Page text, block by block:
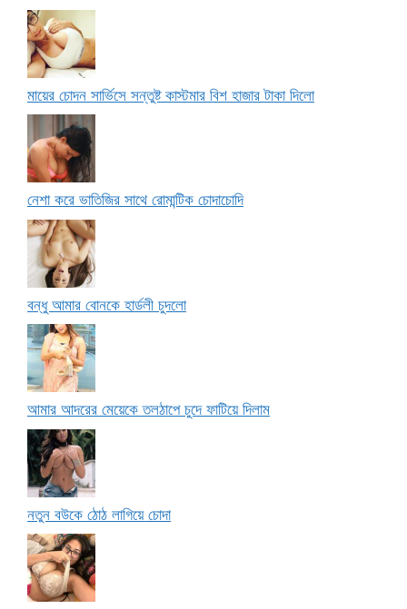
মায়ের চোদন সার্ভিসে সন্তুষ্ট কাস্টমার বিশ হাজার টাকা দিলো
নেশা করে ভাতিজির সাথে রোমান্টিক চোদাচোদি
বন্ধু আমার বোনকে হার্ডলী চুদলো
আমার আদরের মেয়েকে তলঠাপে চুদে ফাটিয়ে দিলাম
নতুন বউকে ঠোঠ লাগিয়ে চোদা